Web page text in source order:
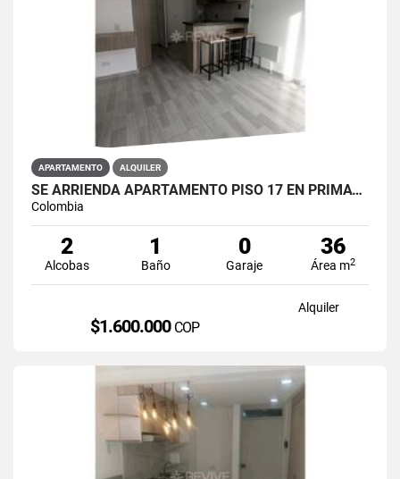
APARTAMENTO ALQUILER
SE ARRIENDA APARTAMENTO PISO 17 EN PRIMAVERA 6-39 PUENTE ARANDA
Colombia
2
Alcobas
1
Baño
0
Garaje
36
Área m2
Alquiler
$1.600.000 COP